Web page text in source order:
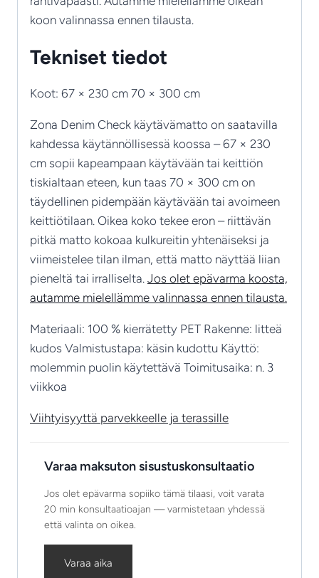
koon valinnassa ennen tilausta.
Tekniset tiedot
Koot: 67 × 230 cm 70 × 300 cm
Zona Denim Check käytävämatto on saatavilla
kahdessa käytännöllisessä koossa – 67 × 230
cm sopii kapeampaan käytävään tai keittiön
tiskialtaan eteen, kun taas 70 × 300 cm on
täydellinen pidempään käytävään tai avoimeen
keittiötilaan. Oikea koko tekee eron – riittävän
pitkä matto kokoaa kulkureitin yhtenäiseksi ja
viimeistelee tilan ilman, että matto näyttää liian
pieneltä tai irralliselta. Jos olet epävarma koosta,
autamme mielellämme valinnassa ennen tilausta.
Materiaali: 100 % kierrätetty PET Rakenne: litteä
kudos Valmistustapa: käsin kudottu Käyttö:
molemmin puolin käytettävä Toimitusaika: n. 3
viikkoa
Viihtyisyyttä parvekkeelle ja terassille
Varaa maksuton sisustuskonsultaatio
Jos olet epävarma sopiiko tämä tilaasi, voit varata
20 min konsultaatioajan — varmistetaan yhdessä
että valinta on oikea.
Varaa aika